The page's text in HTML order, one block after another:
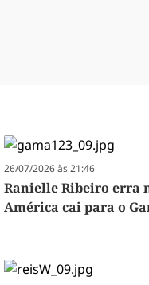
26/07/2026 às 21:46
Ranielle Ribeiro erra
América cai para o